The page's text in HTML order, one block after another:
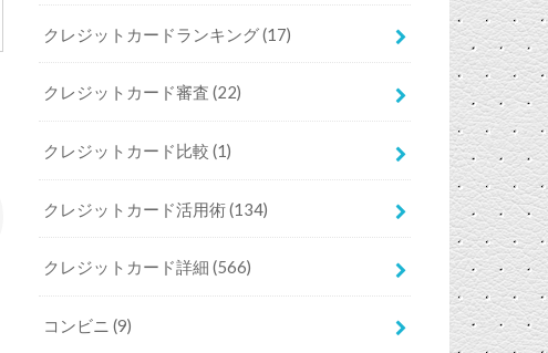
クレジットカードランキング(17)
クレジットカード審査(22)
クレジットカード比較(1)
クレジットカード活用術(134)
クレジットカード詳細(566)
コンビニ(9)